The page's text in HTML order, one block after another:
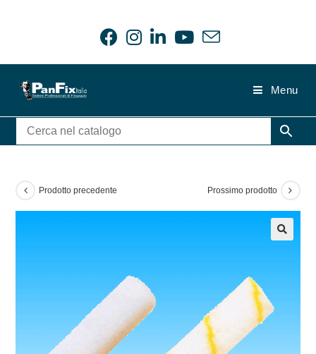
Menu
Prodotto precedente Prossimo prodotto